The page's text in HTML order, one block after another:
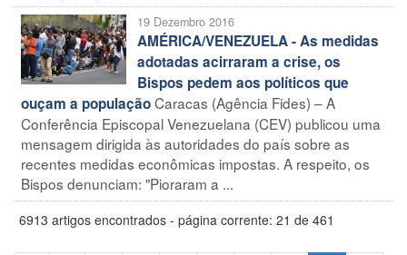
19 Dezembro 2016
AMÉRICA/VENEZUELA - As medidas
adotadas acirraram a crise, os
Bispos pedem aos políticos que
ouçam a populaçãoCaracas (Agência Fides) – A
Conferência Episcopal Venezuelana (CEV) publicou uma
mensagem dirigida às autoridades do país sobre as
recentes medidas econômicas impostas. A respeito, os
Bispos denunciam: "Pioraram a ...
6913 artigos encontrados - página corrente: 21 de 461